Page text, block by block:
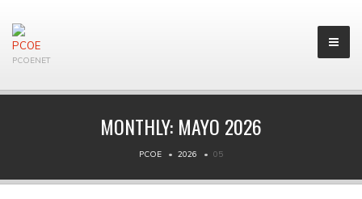
PCOENET
MONTHLY: MAYO 2026
PCOE 2026 05